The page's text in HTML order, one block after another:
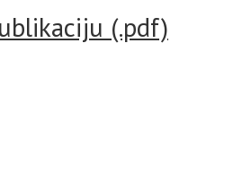
(.pdf)